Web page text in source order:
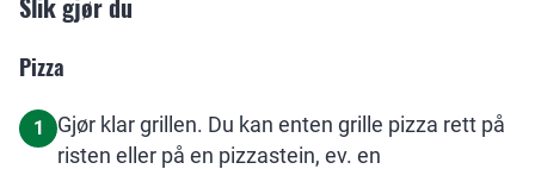
Slik gjør du
Pizza
1
Gjør klar grillen. Du kan enten grille pizza rett på
risten eller på en pizzastein, ev. en